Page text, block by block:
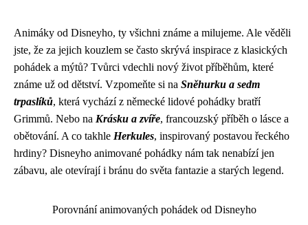
Animáky od Disneyho, ty všichni známe a milujeme. Ale věděli
jste, že za jejich kouzlem se často skrývá inspirace z klasických
pohádek a mýtů? Tvůrci vdechli nový život příběhům, které
známe už od dětství. Vzpomeňte si na Sněhurku a sedm
trpaslíků, která vychází z německé lidové pohádky bratří
Grimmů. Nebo na Krásku a zvíře, francouzský příběh o lásce a
obětování. A co takhle Herkules, inspirovaný postavou řeckého
hrdiny? Disneyho animované pohádky nám tak nenabízí jen
zábavu, ale otevírají i bránu do světa fantazie a starých legend.
Porovnání animovaných pohádek od Disneyho